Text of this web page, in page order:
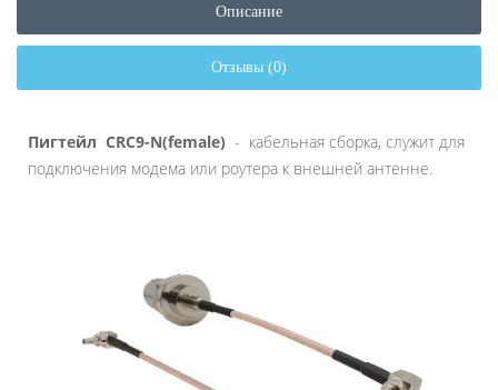
Описание
Отзывы (0)
Пигтейл CRC9-N(female) - кабельная сборка, служит для
подключения модема или роутера к внешней антенне.